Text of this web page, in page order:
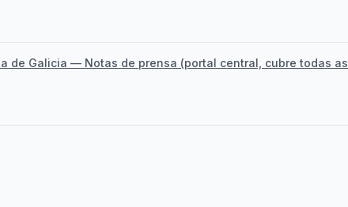
de Galicia — Notas de prensa (portal central, cubre todas as